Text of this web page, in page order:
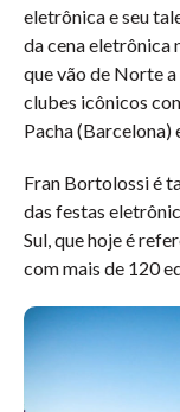
eletrônica e seu
da cena eletrônica
que vão de Norte
clubes icônicos
Pacha (Barcelona)
Fran Bortolossi é
das festas
Sul, que hoje é
com mais de 120